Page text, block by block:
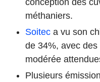
méthaniers.
Soitec a vu son
de 34%, avec
modérée
Plusieurs